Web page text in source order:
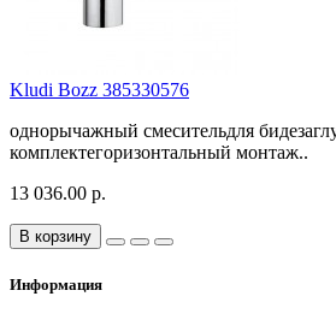
Kludi Bozz 385330576
однорычажный смесительдля
комплектегоризонтальный монтаж..
13 036.00 р.
В корзину
Информация